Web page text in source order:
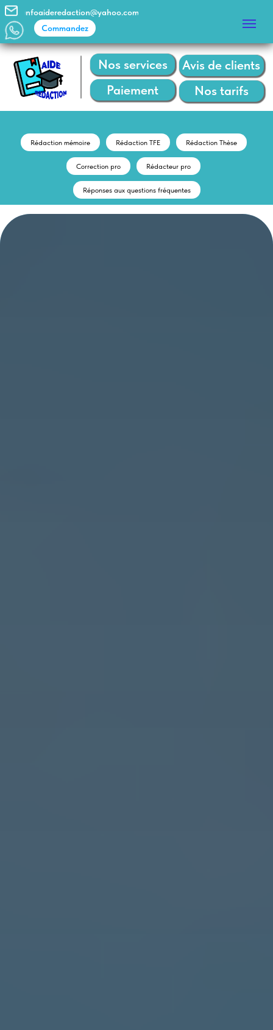
Nos services
Nos tarifs
Paiement
Avis de clients
Commandez
infoaideredaction@yahoo.com
Rédaction mémoire Rédaction TFE Rédaction Thèse
Correction pro Rédacteur pro
Réponses aux questions fréquentes